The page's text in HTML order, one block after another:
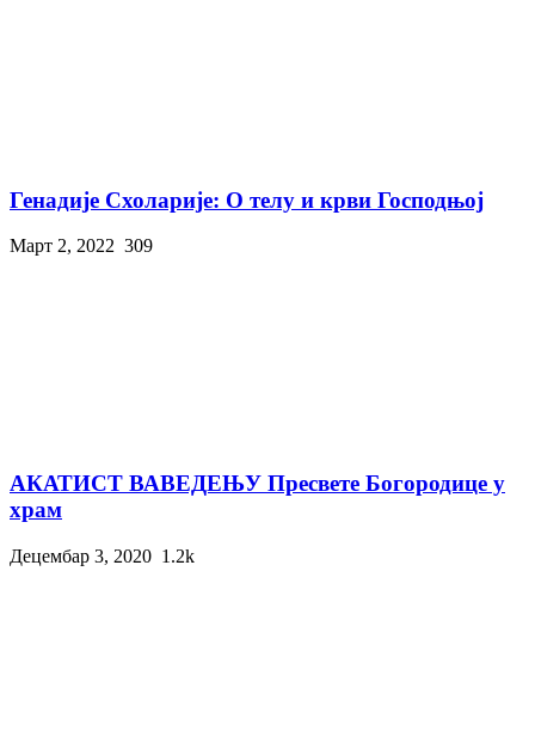
Генадије Схоларије: О телу и крви Господњој
Март 2, 2022 309
АКАТИСТ ВАВЕДЕЊУ Пресвете Богородице у
храм
Децембар 3, 2020 1.2k